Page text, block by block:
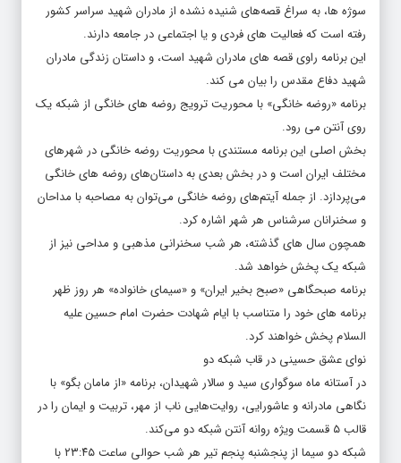
سوژه ها، به سراغ قصه‌های شنیده نشده از مادران شهید سراسر کشور
رفته است که فعالیت های فردی و یا اجتماعی در جامعه دارند.
این برنامه راوی قصه های مادران شهید است، و داستان زندگی مادران
شهید دفاع مقدس را بیان می کند.
برنامه «روضه خانگی» با محوریت ترویج روضه های خانگی از شبکه یک
روی آنتن می رود.
بخش اصلی این برنامه مستندی با محوریت روضه خانگی در شهرهای
مختلف ایران است و در بخش بعدی به داستان‌های روضه های خانگی
می‌پردازد. از جمله آیتم‌های روضه خانگی می‌توان به مصاحبه با مداحان
و سخنرانان سرشناس هر شهر اشاره کرد.
همچون سال های گذشته، هر شب سخنرانی مذهبی و مداحی نیز از
شبکه یک پخش خواهد شد.
برنامه صبحگاهی «صبح بخیر ایران» و «سیمای خانواده» هر روز ظهر
برنامه های خود را متناسب با ایام شهادت حضرت امام حسین علیه
السلام پخش خواهند کرد.
نوای عشق حسینی در قاب شبکه دو
در آستانه ماه سوگواری سید و سالار شهیدان، برنامه «از مامان بگو» با
نگاهی مادرانه و عاشورایی، روایت‌هایی ناب از مهر، تربیت و ایمان را در
قالب ۵ قسمت ویژه روانه آنتن شبکه دو می‌کند.
شبکه دو سیما از پنجشنبه پنجم تیر هر شب حوالی ساعت ۲۳:۴۵ با